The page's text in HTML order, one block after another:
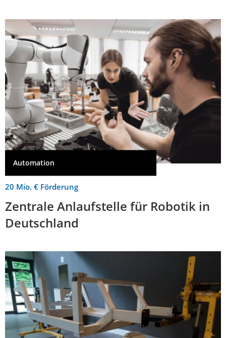
Automation
20 Mio. € Förderung
Zentrale Anlaufstelle für Robotik in
Deutschland